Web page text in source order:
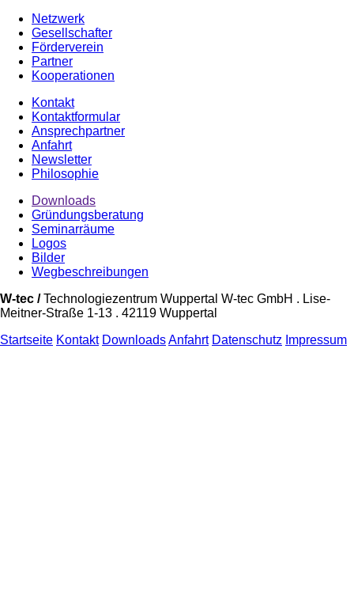
Netzwerk
Gesellschafter
Förderverein
Partner
Kooperationen
Kontakt
Kontaktformular
Ansprechpartner
Anfahrt
Newsletter
Philosophie
Downloads
Gründungsberatung
Seminarräume
Logos
Bilder
Wegbeschreibungen
W-tec /Technologiezentrum Wuppertal W-tec GmbH . Lise-
Meitner-Straße 1-13 . 42119 Wuppertal
Startseite Kontakt DownloadsAnfahrt Datenschutz Impressum